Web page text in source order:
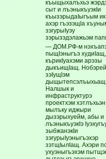
къыщыхалъхьэ
сыт и лъэныкъуэкIи
къызэрыдаIыгъым
ахэр гъэзэщIа
зэгурыIуэу
зэрызэдэлажьэм
— ДОМ.РФ-м
пыщIэныгъэ
кърикIуахэми арэзы
дыкъищIащ.
зэIущIэм
дыщытепсэлъыхьащ
Налшык и
инфраструктурэ
проектхэм хэтлъхьэн
мылъку иджыри
дызэрыхуейм, абы и
лъэныкъуэкIэ
зыбжанэкIи
зэгурыIуэныгъэхэр
зэтщIылIащ. Ахэри
ухуэныгъэхэм